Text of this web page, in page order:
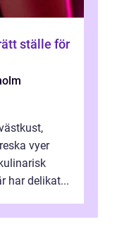
ställe för
vyer
har delikat...